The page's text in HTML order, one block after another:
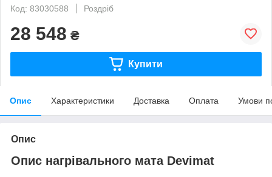
Код: 83030588
Роздріб
28 548 ₴
Купити
Опис Характеристики Доставка Оплата Умови
Опис
Опис нагрівального мата Devimat